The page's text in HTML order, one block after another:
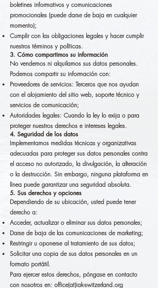
boletines informativos y comunicaciones
promocionales (puede darse de baja en cualquier
momento);
Cumplir con las obligaciones legales y hacer cumplir
nuestros términos y políticas.
3. Cómo compartimos su información
No vendemos ni alquilamos sus datos personales.
Podemos compartir su información con:
Proveedores de servicios: Terceros que nos ayudan
con el alojamiento del sitio web, soporte técnico y
servicios de comunicación;
Autoridades legales: Cuando la ley lo exija o para
proteger nuestros derechos e intereses legales.
4. Seguridad de los datos
Implementamos medidas técnicas y organizativas
adecuadas para proteger sus datos personales contra
el acceso no autorizado, la divulgación, la alteración
o la destrucción. Sin embargo, ninguna plataforma en
línea puede garantizar una seguridad absoluta.
5. Sus derechos y opciones
Dependiendo de su ubicación, usted puede tener
derecho a:
Acceder, actualizar o eliminar sus datos personales;
Darse de baja de las comunicaciones de marketing;
Restringir u oponerse al tratamiento de sus datos;
Solicitar una copia de sus datos personales en un
formato portátil.
Para ejercer estos derechos, póngase en contacto
con nosotros en: office(at)iak-switzerland.org